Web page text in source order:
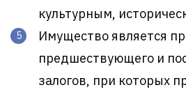
культурным,
Имущество является
предшествующего и
залогов, при которых